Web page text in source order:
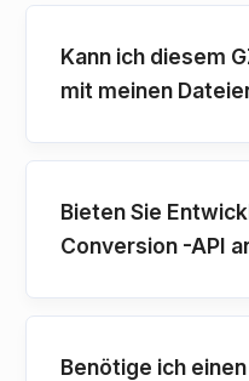
Kann ich diesem
mit meinen
Bieten Sie
Conversion -API
Benötige ich